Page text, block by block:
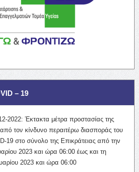
– 19
2022: Έκτακτα μέτρα προστασίας της
τον κίνδυνο περαιτέρω διασποράς του
19 στο σύνολο της Επικράτειας από την
2023 και ώρα 06:00 έως και τη
2023 και ώρα 06:00